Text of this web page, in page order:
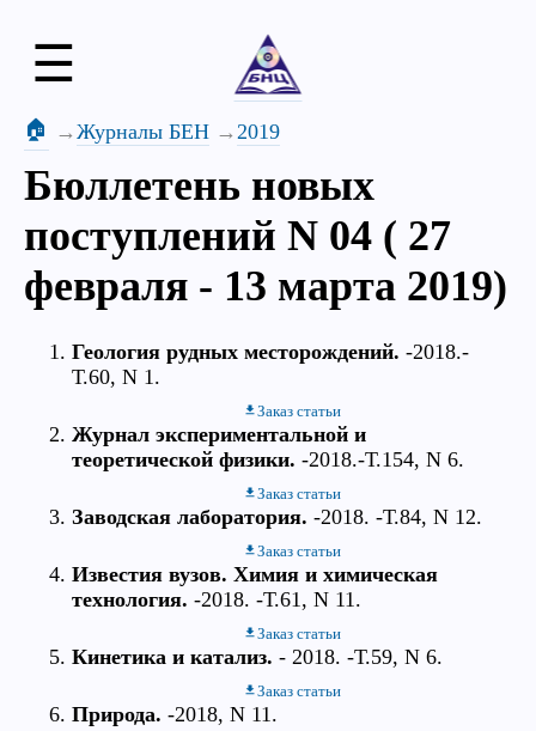
☰
🏠 Журналы БЕН 2019
Бюллетень новых
поступлений N 04 ( 27
февраля - 13 марта 2019)
Геология рудных месторождений. -2018.-
Т.60, N 1.
Заказ статьи
Журнал экспериментальной и
теоретической физики. -2018.-Т.154, N 6.
Заказ статьи
Заводская лаборатория. -2018. -Т.84, N 12.
Заказ статьи
Известия вузов. Химия и химическая
технология. -2018. -Т.61, N 11.
Заказ статьи
Кинетика и катализ. - 2018. -Т.59, N 6.
Заказ статьи
Природа. -2018, N 11.